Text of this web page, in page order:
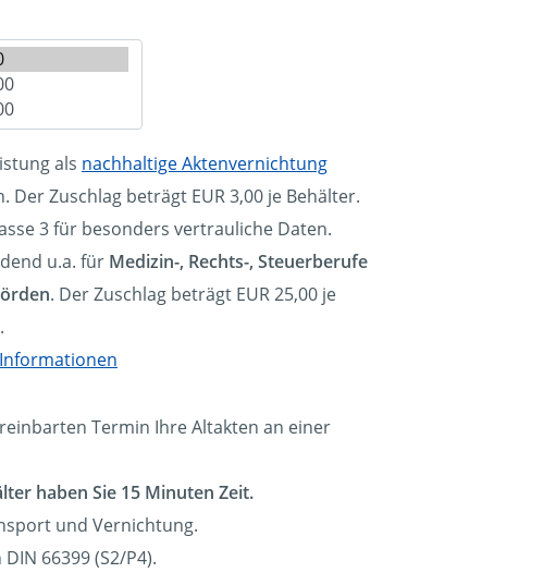
als nachhaltige Aktenvernichtung
Der Zuschlag beträgt EUR 3,00 je Behälter.
3 für besonders vertrauliche Daten.
u.a. für Medizin-, Rechts-, Steuerberufe
. Der Zuschlag beträgt EUR 25,00 je
Termin Ihre Altakten an einer
haben Sie 15 Minuten Zeit.
und Vernichtung.
66399 (S2/P4).